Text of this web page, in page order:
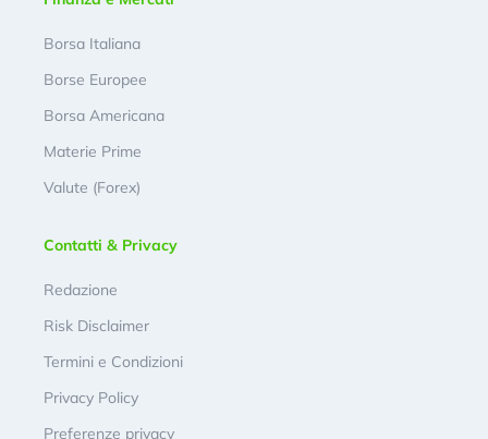
Borsa Italiana
Borse Europee
Borsa Americana
Materie Prime
Valute (Forex)
Contatti & Privacy
Redazione
Risk Disclaimer
Termini e Condizioni
Privacy Policy
Preferenze privacy